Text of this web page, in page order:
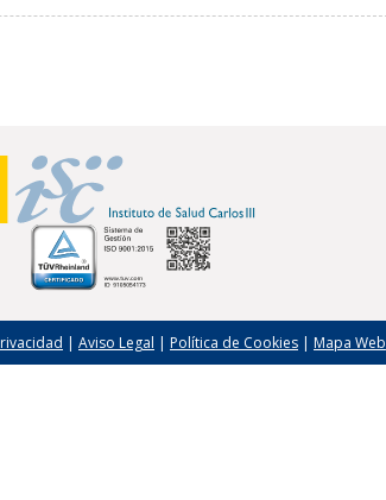
| Aviso Legal | Política de Cookies | Mapa Web